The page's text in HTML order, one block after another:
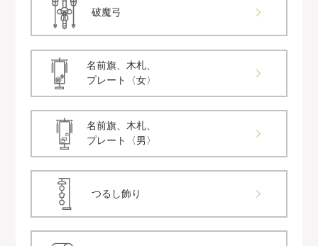
破魔弓
名前旗、木札、
プレート〈女〉
名前旗、木札、
プレート〈男〉
つるし飾り